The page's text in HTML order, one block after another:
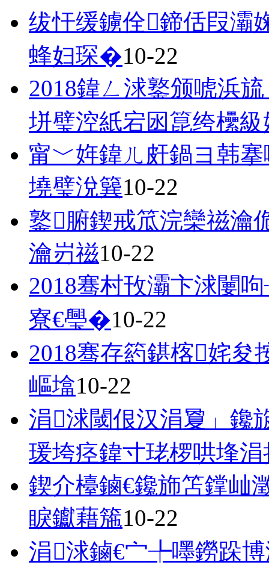
绂忓缓鐪佺鍗佸叚灞
蜂妇琛�10-22
2018鍏ㄥ浗鐜颁唬浜
垪璧涳紙宕囦箟绔欙
甯﹀姩鍏ㄦ皯鍋ヨ韩
墝璧涗簨10-22
鐜腑鍥戒笟浣欒禌瀹
瀹岃禌10-22
2018骞村攼灞卞浗闄
寮€璺�10-22
2018骞存箹鍖楁姹
嶇墖10-22
涓浗閾佷汉涓夐」鑱
瑗垮痉鍏寸珯椤哄埄
鍥介檯鏀€鑱斾笘鐣屾
睙钀藉箷10-22
涓浗鏀€宀╄嚜鐒跺